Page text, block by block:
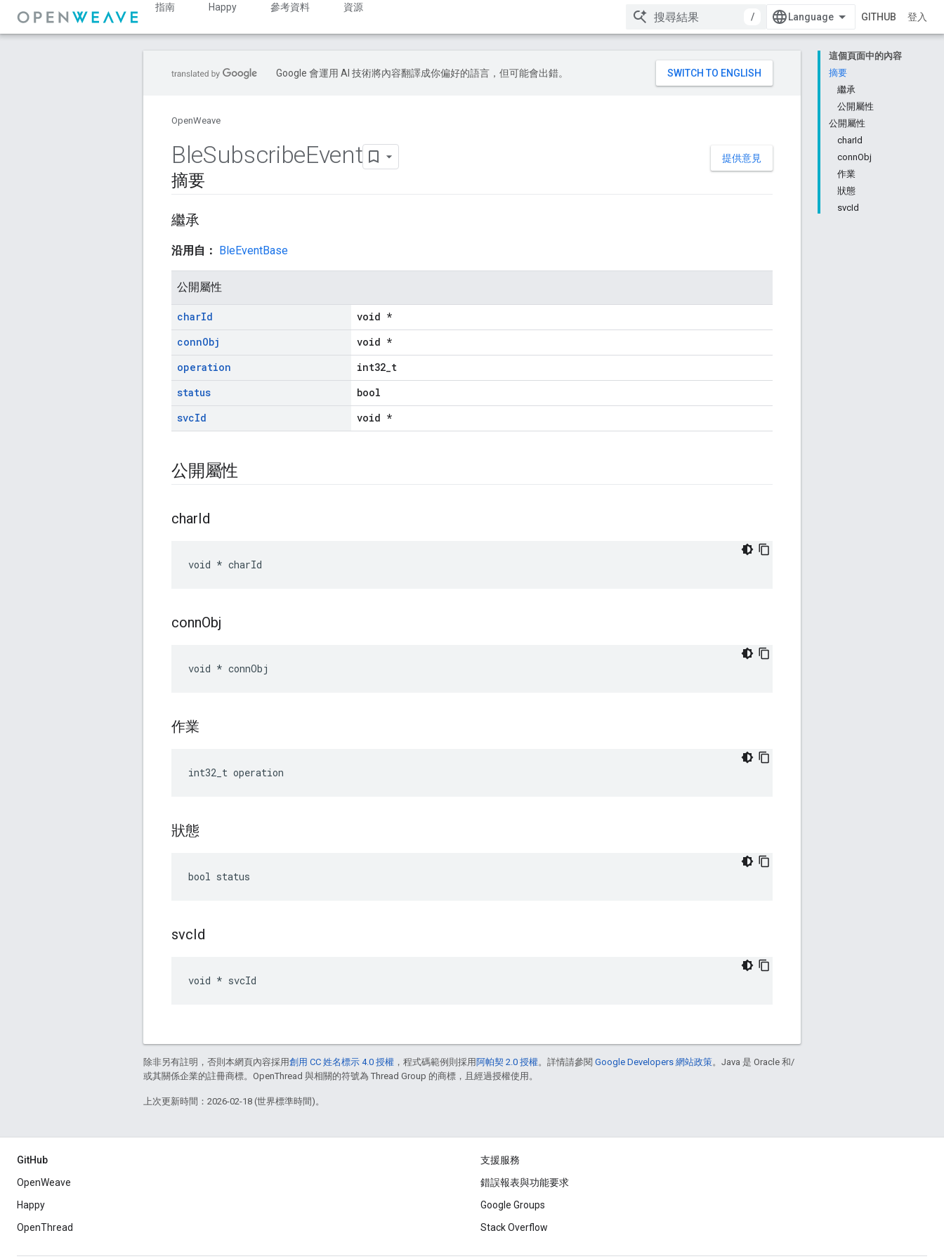
指南 Happy 參考資料
資源
/
GITHUB 登入
這個頁面中的內容
摘要
繼承
公開屬性
公開屬性
charId
connObj
作業
狀態
svcId
Google 會運用 AI 技術將內容翻譯成你偏好的語言，但可能會出錯。
OpenWeave
提供意見
BleSubscribeEvent
摘要
繼承
沿用自： BleEventBase
公開屬性
charId
void *
connObj
void *
operation
int32_t
status
bool
svcId void *
公開屬性
charId
void * charId
connObj
void * connObj
作業
int32_t operation
狀態
bool status
svcId
void * svcId
除非另有註明，否則本網頁內容採用創用 CC 姓名標示 4.0 授權 ，程式碼範例則採用 阿帕契 2.0 授權。詳情請參閱 Google Developers 網站政策。Java 是 Oracle 和/
或其關係企業的註冊商標。OpenThread 與相關的符號為 Thread Group 的商標，且經過授權使用。
上次更新時間：2026-02-18 (世界標準時間)。
GitHub
OpenWeave
Happy
OpenThread
支援服務
錯誤報表與功能要求
Google Groups
Stack Overflow